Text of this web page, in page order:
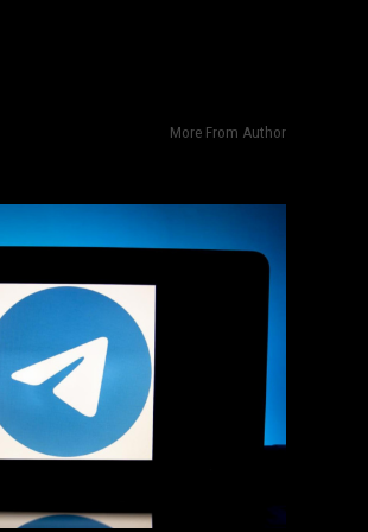
More From Author